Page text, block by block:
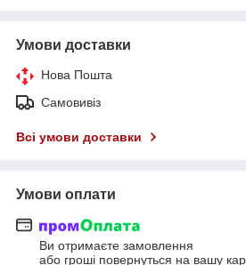
Умови доставки
Нова Пошта
Самовивіз
Всі умови доставки
Умови оплати
Ви отримаєте замовлення
або гроші повернуться на вашу